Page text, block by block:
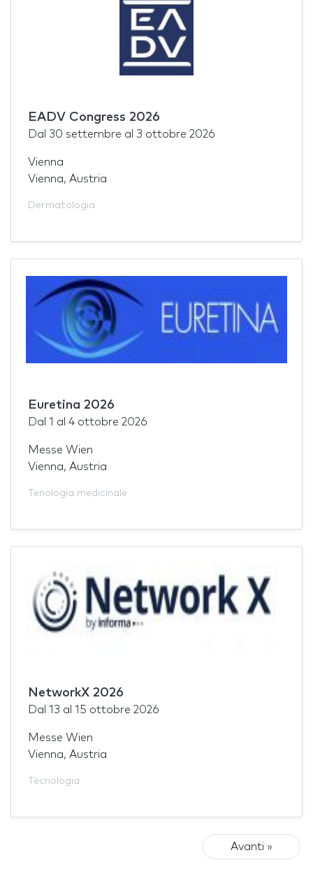
EADV Congress 2026
Dal 30 settembre al 3 ottobre 2026
Vienna
Vienna, Austria
Dermatologia
Euretina 2026
Dal 1 al 4 ottobre 2026
Messe Wien
Vienna, Austria
Tenologia medicinale
NetworkX 2026
Dal 13 al 15 ottobre 2026
Messe Wien
Vienna, Austria
Tecnologia
Avanti »